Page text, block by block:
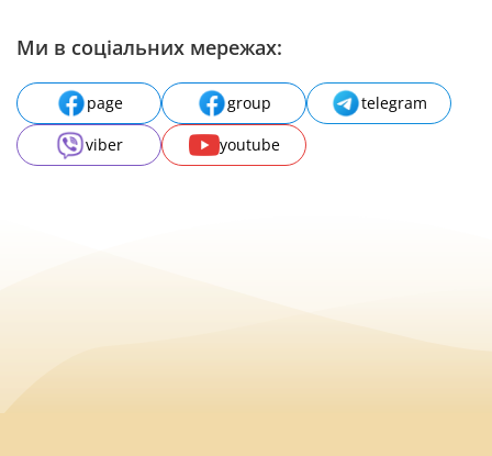
Ми в соціальних мережах:
page group
telegram
viber
youtube